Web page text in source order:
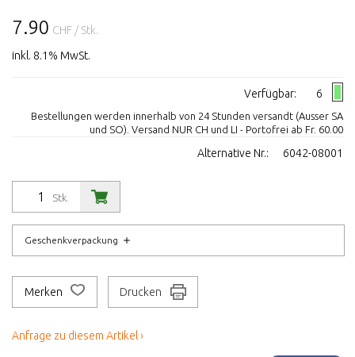
7.90 CHF / Stk.
inkl. 8.1% MwSt.
Verfügbar: 6
Bestellungen werden innerhalb von 24 Stunden versandt (Ausser SA
und SO). Versand NUR CH und LI - Portofrei ab Fr. 60.00
Alternative Nr.: 6042-08001
Stk.
Geschenkverpackung
Merken Drucken
Anfrage zu diesem Artikel ›